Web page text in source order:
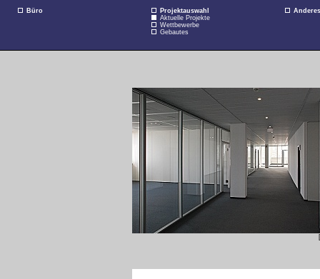
Büro
Projektauswahl
Aktuelle Projekte
Wettbewerbe
Gebautes
Anderes
[